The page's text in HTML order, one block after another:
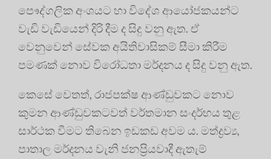
පෞද්ගලික අංශයට හා විදේශ ආයෝජකයන්ට
වැඩි වැඩියෙන් දිරි දීම ද සිදු වනු ඇත. ඒ
වෙනුවෙන් සේවක අයිතිවාසිකම් සීමා කිරීම
පමණක් නොව විරෝධතා මර්දනය ද සිදු වනු ඇත.
කෙසේ වෙතත්, රාජපක්ෂ ආණ්ඩුවකට නොව
කුමන ආණ්ඩුවකටවත් වර්තමාන සංදර්භය තුළ
සාර්ථක වීමට තිබෙන ඉඩකඩ අවම ය. මත්ද්‍රව්‍ය,
පාතාල මර්දනය වැනි ජනප්‍රියවාදී ඇතැම්